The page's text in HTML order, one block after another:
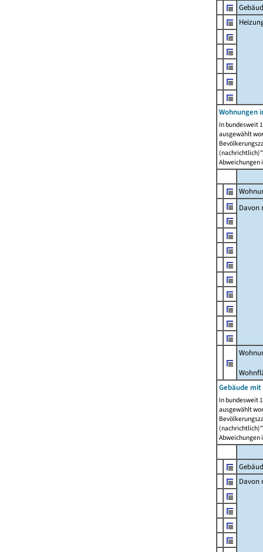
Wohnungen
In bundesweit
ausgewählt
Abweichungen
Davon
Gebäude
In bundesweit
ausgewählt
Abweichungen
Davon